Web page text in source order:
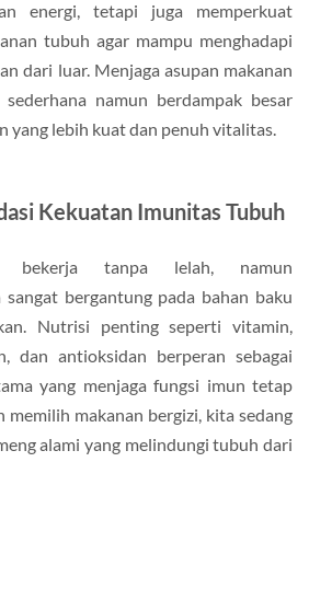
energi, tetapi juga memperkuat
tubuh agar mampu menghadapi
dari luar. Menjaga asupan makanan
namun berdampak besar
yang lebih kuat dan penuh vitalitas.
Kekuatan Imunitas Tubuh
bekerja tanpa lelah, namun
sangat bergantung pada bahan baku
Nutrisi penting seperti vitamin,
dan antioksidan berperan sebagai
yang menjaga fungsi imun tetap
memilih makanan bergizi, kita sedang
alami yang melindungi tubuh dari